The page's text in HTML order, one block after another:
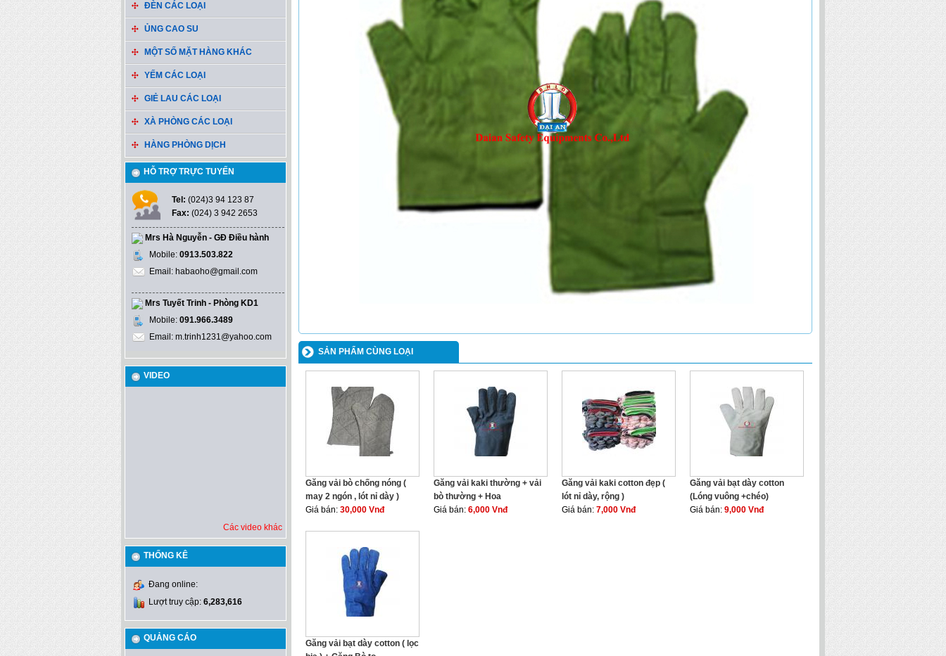
ĐÈN CÁC LOẠI
ỦNG CAO SU
MỘT SỐ MẶT HÀNG KHÁC
YẾM CÁC LOẠI
GIẺ LAU CÁC LOẠI
XÀ PHÒNG CÁC LOẠI
HÀNG PHÒNG DỊCH
HỖ TRỢ TRỰC TUYẾN
Tel: (024)3 94 123 87
Fax: (024) 3 942 2653
Mrs Hà Nguyễn - GĐ Điều hành
Mobile: 0913.503.822
Email: habaoho@gmail.com
Mrs Tuyết Trinh - Phòng KD1
Mobile: 091.966.3489
Email: m.trinh1231@yahoo.com
VIDEO
Các video khác
THỐNG KÊ
Đang online:
Lượt truy cập: 6,283,616
QUẢNG CÁO
SẢN PHẨM CÙNG LOẠI
Găng vải bò chống nóng (
may 2 ngón , lót nỉ dày )
Giá bán: 30,000 Vnđ
Găng vải kaki thường + vải
bò thường + Hoa
Giá bán: 6,000 Vnđ
Găng vải kaki cotton đẹp (
lót nỉ dày, rộng )
Giá bán: 7,000 Vnđ
Găng vải bạt dày cotton
(Lóng vuông +chéo)
Giá bán: 9,000 Vnđ
Găng vải bạt dày cotton ( lọc